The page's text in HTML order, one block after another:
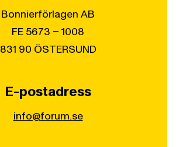
Bonnierförlagen AB
FE 5673 – 1008
831 90 ÖSTERSUND
E-postadress
info@forum.se